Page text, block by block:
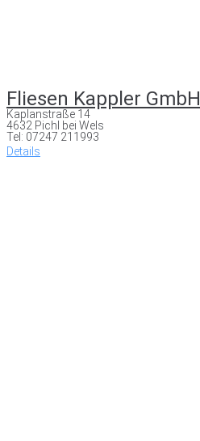
Fliesen Kappler GmbH
Kaplanstraße 14
4632 Pichl bei Wels
Tel: 07247 211993
Details